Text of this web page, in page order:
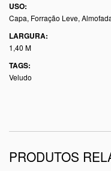
USO:
Capa, Forração Leve,
LARGURA:
1,40 M
TAGS:
Veludo
PRODUTOS